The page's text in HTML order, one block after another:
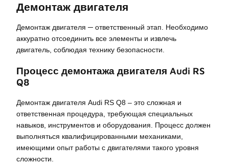
Демонтаж двигателя
Демонтаж двигателя ─ ответственный этап. Необходимо
аккуратно отсоединить все элементы и извлечь
двигатель, соблюдая технику безопасности.
Процесс демонтажа двигателя Audi RS
Q8
Демонтаж двигателя Audi RS Q8 – это сложная и
ответственная процедура, требующая специальных
навыков, инструментов и оборудования. Процесс должен
выполняться квалифицированными механиками,
имеющими опыт работы с двигателями такого уровня
сложности.